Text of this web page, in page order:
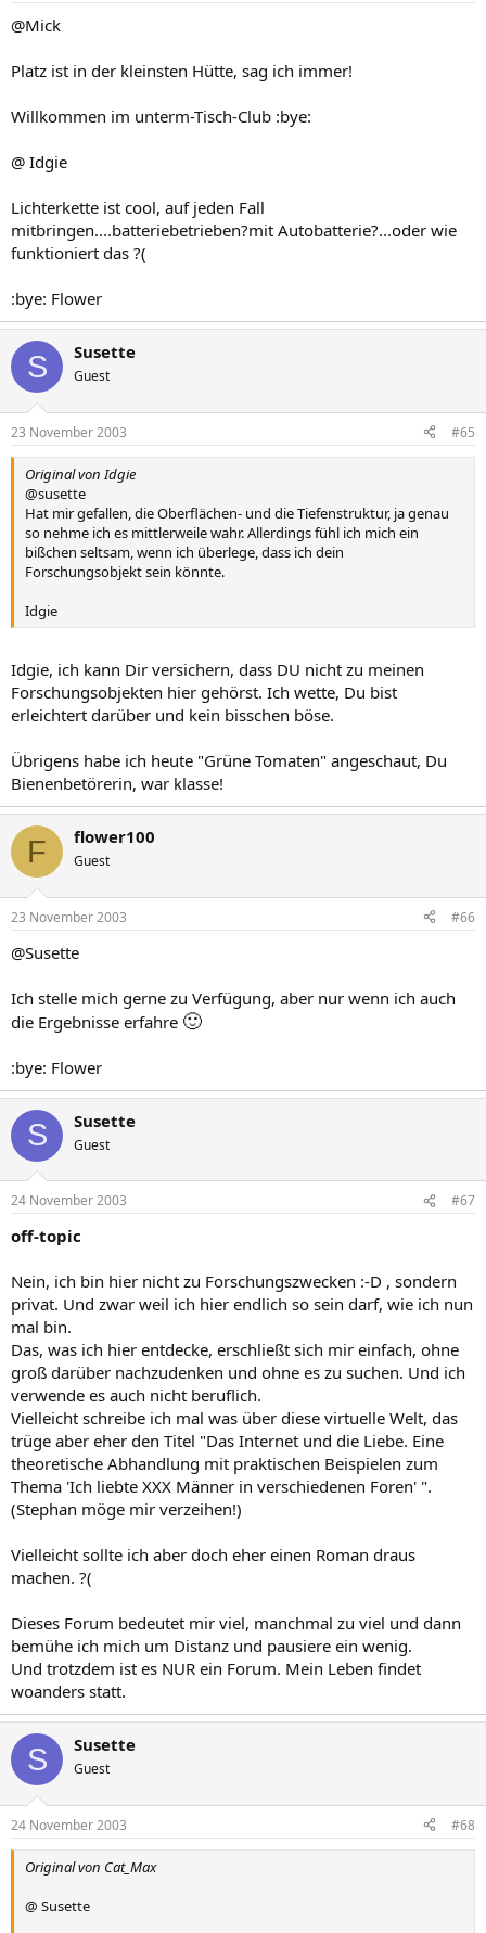
@Mick
Platz ist in der kleinsten Hütte, sag ich immer!
Willkommen im unterm-Tisch-Club :bye:
@ Idgie
Lichterkette ist cool, auf jeden Fall
mitbringen....batteriebetrieben?mit Autobatterie?...oder wie
funktioniert das ?(
:bye: Flower
S Susette
Guest
23 November 2003 #65
Original von Idgie
@susette
Hat mir gefallen, die Oberflächen- und die Tiefenstruktur, ja genau
so nehme ich es mittlerweile wahr. Allerdings fühl ich mich ein
bißchen seltsam, wenn ich überlege, dass ich dein
Forschungsobjekt sein könnte.
Idgie
Idgie, ich kann Dir versichern, dass DU nicht zu meinen
Forschungsobjekten hier gehörst. Ich wette, Du bist
erleichtert darüber und kein bisschen böse.
Übrigens habe ich heute "Grüne Tomaten" angeschaut, Du
Bienenbetörerin, war klasse!
F flower100
Guest
23 November 2003 #66
@Susette
Ich stelle mich gerne zu Verfügung, aber nur wenn ich auch
die Ergebnisse erfahre 🙂
:bye: Flower
S Susette
Guest
24 November 2003 #67
off-topic
Nein, ich bin hier nicht zu Forschungszwecken :-D , sondern
privat. Und zwar weil ich hier endlich so sein darf, wie ich nun
mal bin.
Das, was ich hier entdecke, erschließt sich mir einfach, ohne
groß darüber nachzudenken und ohne es zu suchen. Und ich
verwende es auch nicht beruflich.
Vielleicht schreibe ich mal was über diese virtuelle Welt, das
trüge aber eher den Titel "Das Internet und die Liebe. Eine
theoretische Abhandlung mit praktischen Beispielen zum
Thema 'Ich liebte XXX Männer in verschiedenen Foren' ".
(Stephan möge mir verzeihen!)
Vielleicht sollte ich aber doch eher einen Roman draus
machen. ?(
Dieses Forum bedeutet mir viel, manchmal zu viel und dann
bemühe ich mich um Distanz und pausiere ein wenig.
Und trotzdem ist es NUR ein Forum. Mein Leben findet
woanders statt.
S Susette
Guest
24 November 2003 #68
Original von Cat_Max
@ Susette